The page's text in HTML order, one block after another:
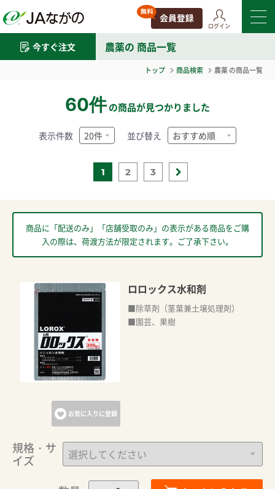
ログイン
今すぐ注文 農薬の 商品一覧
トップ 商品検索 農薬の商品一覧
60件の商品が見つかりました
1 2 3
表示件数 並び替え
商品に「配送のみ」「店舗受取のみ」の表示がある商品をご購
入の際は、荷渡方法が限定されます。ご了承下さい。
お気に入りに登録
ロロックス水和剤
■除草剤（茎葉兼土壌処理剤）
■園芸、果樹
規格・サ
イズ